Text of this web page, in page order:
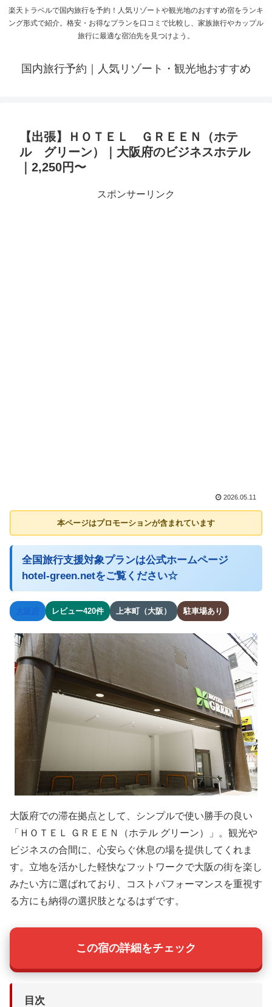
楽天トラベルで国内旅行を予約！人気リゾートや観光地のおすすめ宿をランキ
ング形式で紹介。格安・お得なプランを口コミで比較し、家族旅行やカップル
旅行に最適な宿泊先を見つけよう。
国内旅行予約｜人気リゾート・観光地おすすめ
【出張】ＨＯＴＥＬ ＧＲＥＥＮ（ホテ
ル グリーン）｜大阪府のビジネスホテル
｜2,250円〜
スポンサーリンク
2026.05.11
本ページはプロモーションが含まれています
全国旅行支援対象プランは公式ホームページ
hotel-green.netをご覧ください☆
レビュー420件 上本町（大阪） 駐車場あり
大阪府での滞在拠点として、シンプルで使い勝手の良い
「ＨＯＴＥＬ ＧＲＥＥＮ（ホテル グリーン）」。観光や
ビジネスの合間に、心安らぐ休息の場を提供してくれま
す。立地を活かした軽快なフットワークで大阪の街を楽し
みたい方に選ばれており、コストパフォーマンスを重視す
る方にも納得の選択肢となるはずです。
この宿の詳細をチェック
目次